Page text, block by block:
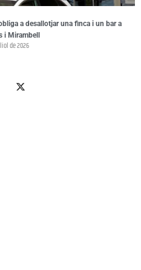
a desallotjar una finca i un bar a
i Mirambell
de 2026